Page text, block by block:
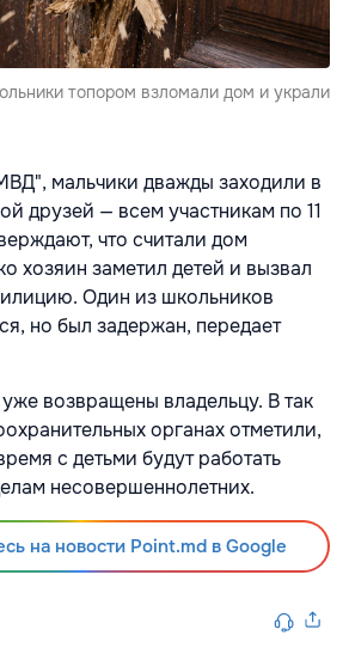
топором взломали дом и украли
мальчики дважды заходили в
друзей — всем участникам по 11
что считали дом
хозяин заметил детей и вызвал
Один из школьников
но был задержан, передает
возвращены владельцу. В так
органах отметили,
с детьми будут работать
несовершеннолетних.
на новости Point.md в Google